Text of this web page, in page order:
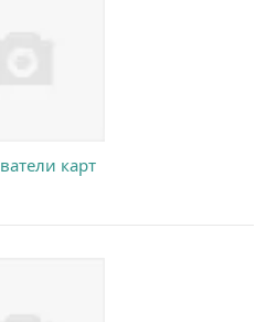
карт